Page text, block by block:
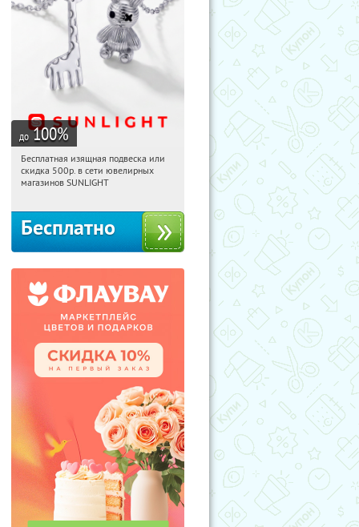
до 100%
07:24:08 Получили:
Россия
Бесплатная изящная подвеска или
скидка 500р. в сети ювелирных
магазинов SUNLIGHT
Бесплатно